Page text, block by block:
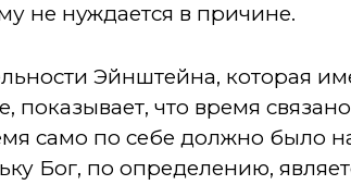
не нуждается в причине.
Эйнштейна, которая
что время
само по себе должно было
Бог, по определению,